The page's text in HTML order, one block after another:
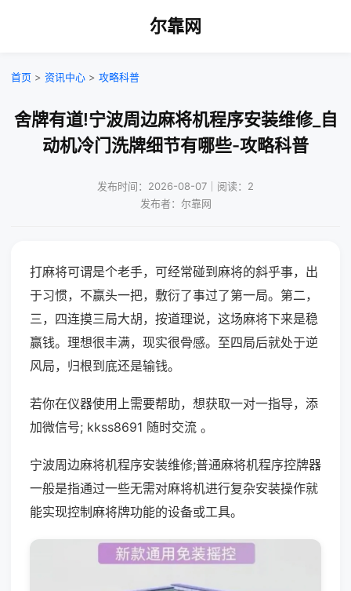
尔靠网
首页 > 资讯中心 > 攻略科普
舍牌有道!宁波周边麻将机程序安装维修_自
动机冷门洗牌细节有哪些-攻略科普
发布时间：2026-08-07｜阅读：2
发布者：尔靠网
打麻将可谓是个老手，可经常碰到麻将的斜乎事，出
于习惯，不赢头一把，敷衍了事过了第一局。第二，
三，四连摸三局大胡，按道理说，这场麻将下来是稳
赢钱。理想很丰满，现实很骨感。至四局后就处于逆
风局，归根到底还是输钱。
若你在仪器使用上需要帮助，想获取一对一指导，添
加微信号; kkss8691 随时交流 。
宁波周边麻将机程序安装维修;普通麻将机程序控牌器
一般是指通过一些无需对麻将机进行复杂安装操作就
能实现控制麻将牌功能的设备或工具。